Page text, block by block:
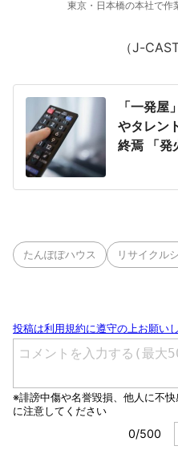
東京・日本橋の本社で作
（J-
「一発
やタレン
終焉 「発
たんぽぽハウス リサイクル